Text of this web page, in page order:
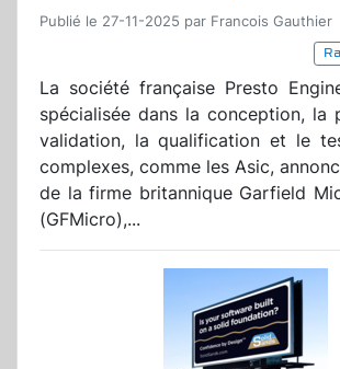
Publié le 27-11-2025 par Francois Gauthier
La société française Presto
spécialisée dans la conception, la
validation, la qualification et le
complexes, comme les Asic,
de la firme britannique Garfield
(GFMicro),...